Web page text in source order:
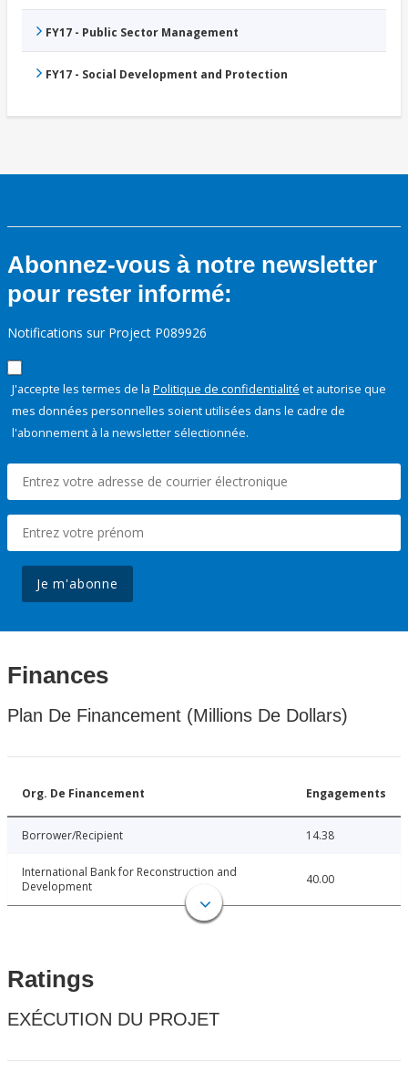
FY17 - Public Sector Management
FY17 - Social Development and Protection
Abonnez-vous à notre newsletter
pour rester informé:
Notifications sur Project P089926
J'accepte les termes de la Politique de confidentialité et autorise que
mes données personnelles soient utilisées dans le cadre de
l'abonnement à la newsletter sélectionnée.
Je m'abonne
Finances
Plan De Financement (Millions De Dollars)
Org. De Financement Engagements
Borrower/Recipient 14.38
International Bank for Reconstruction and
Development
40.00
Ratings
EXÉCUTION DU PROJET